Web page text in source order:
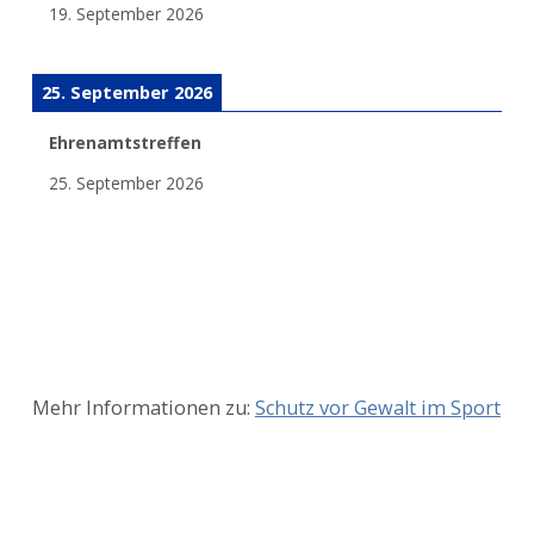
19. September 2026
25. September 2026
Ehrenamtstreffen
25. September 2026
Mehr Informationen zu: Schutz vor Gewalt im Sport